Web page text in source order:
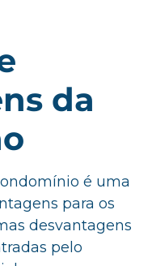
da
é uma
para os
desvantagens
pelo